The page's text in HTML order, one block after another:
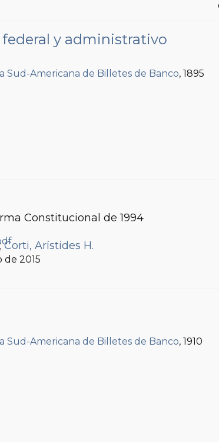
y administrativo
Sud-Americana de Billetes de Banco, 1895
Constitucional de 1994
;Corti, Arístides H.
de 2015
Sud-Americana de Billetes de Banco, 1910